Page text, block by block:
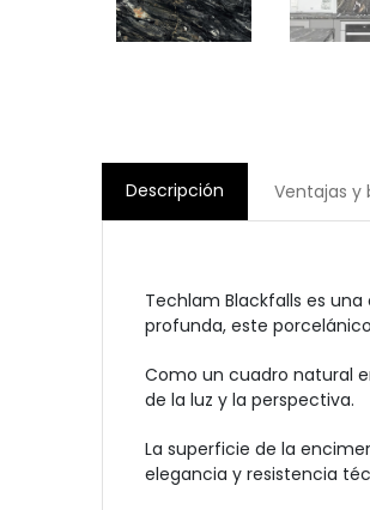
Descripción Ventajas y
Techlam Blackfalls es
profunda, este
Como un cuadro natural
de la luz y la perspectiva.
La superficie de la
elegancia y resistencia